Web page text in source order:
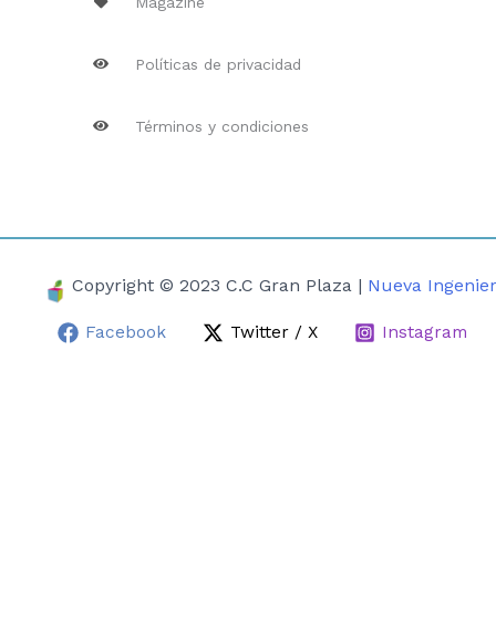
Políticas de privacidad
Términos y condiciones
Copyright © 2023 C.C Gran Plaza | Nueva
Facebook Twitter / X Instagram